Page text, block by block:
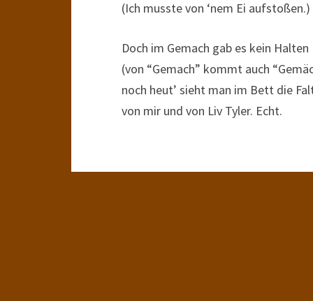
(Ich musste von ‘nem Ei aufstoßen.)
Doch im Gemach gab es kein Halten
(von “Gemach” kommt auch
noch heut’ sieht man im Bett die
von mir und von Liv Tyler. Echt.